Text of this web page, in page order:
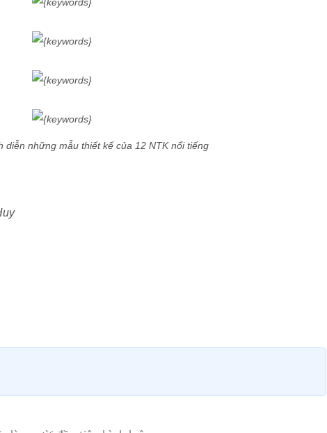
diễn những mẫu thiết kế của 12 NTK nổi tiếng